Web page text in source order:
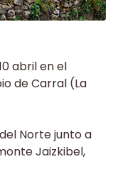
abril en el
de Carral (La
Norte junto a
Jaizkibel,